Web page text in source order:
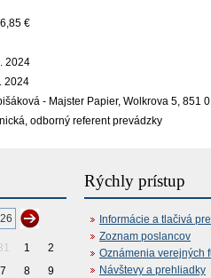
€
2024
2024
- Majster Papier, Wolkrova 5, 851
odborný referent prevádzky
1
2
7 8
9
Rýchly prístup
Informácie a tlačivá
Zoznam poslancov
Oznámenia verejných
Návštevy a prehliadky